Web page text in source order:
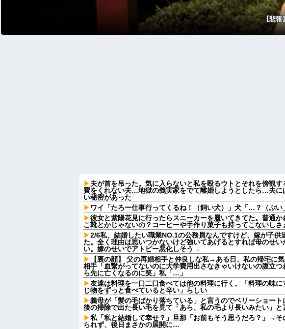
【悲報
夫が首を吊った。気に入らないと私を殴るウトとそれを傍観す
費をくれない夫…地獄の義実家をでて離婚しようとしたら…夫に
い秘密があった
ワイ「たろー仕事行ってくるね！（飼い犬）」犬「…？（ぷい
彼女と紫陽花見に行ったらスニーカーを履いてきてた。普通か
こ靴とかじゃないの？コーヒーや手作り菓子も持ってこないし
2/6私、結婚したい職業NO.1の公務員なんですけど、嫁が子供
た。全く理由は思いつかないけど強いてあげるとすれば母のせい
い。嫁のせいでアトピー悪化しそう→
【裏の顔】 父の再婚相手と仲良しな私→ある日、私の帰宅に
相手「血繋がってないのに大学費用出さなきゃいけないの腹立
ら先に亡くなるのに笑」私「…」
友達は料理を一口二口食べては他の料理に行く。「料理の味に
じ物をずっと食べていると辛い」らしい
義母が「髪の毛ばかり落ちている」と言うのでベリーショート
後の掃除で出た長い毛を見て「あら、私の毛より長いみたい」
私「私と結婚して幸せ？」旦那「お前もそう思うだろ？」→そ
られず、後日まさかの展開に…